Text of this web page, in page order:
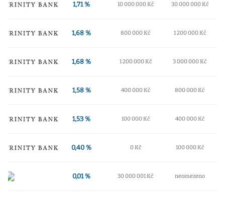
1,71 % 10 000 000 Kč 30 000 000 Kč
1,68 % 800 000 Kč 1 200 000 Kč
1,68 % 1 200 000 Kč 3 000 000 Kč
1,58 % 400 000 Kč 800 000 Kč
1,53 % 100 000 Kč 400 000 Kč
0,40 % 0 Kč 100 000 Kč
0,01 % 30 000 001 Kč neomezeno